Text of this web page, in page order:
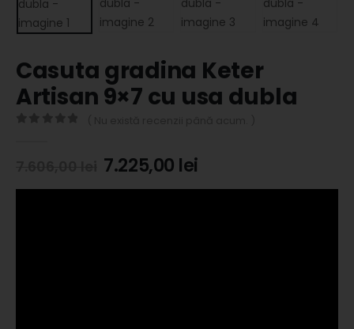
Casuta gradina Keter
Artisan 9×7 cu usa dubla
7.225,00 lei